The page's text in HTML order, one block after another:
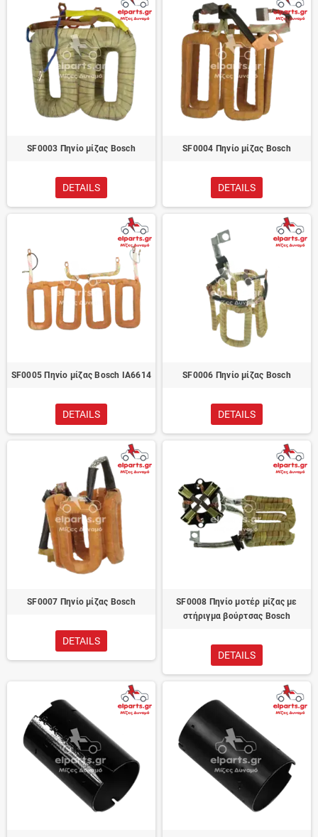
SF0003 Πηνίο μίζας Bosch
DETAILS
SF0004 Πηνίο μίζας Bosch
DETAILS
SF0005 Πηνίο μίζας Bosch IA6614
DETAILS
SF0006 Πηνίο μίζας Bosch
DETAILS
SF0007 Πηνίο μίζας Bosch
DETAILS
SF0008 Πηνίο μοτέρ μίζας με
στήριγμα βούρτσας Bosch
DETAILS